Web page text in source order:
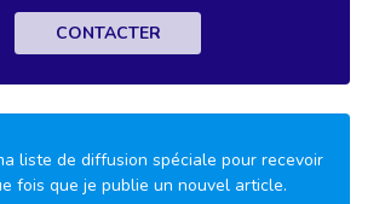
CONTACTER
liste de diffusion spéciale pour recevoir
fois que je publie un nouvel article.